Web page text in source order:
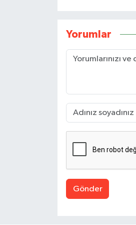
Yorumlar
Gönder